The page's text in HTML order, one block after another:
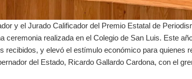
y el Jurado Calificador del Premio Estatal de
ceremonia realizada en el Colegio de San Luis. Este
recibidos, y elevó el estímulo económico para quienes
del Estado, Ricardo Gallardo Cardona, con el